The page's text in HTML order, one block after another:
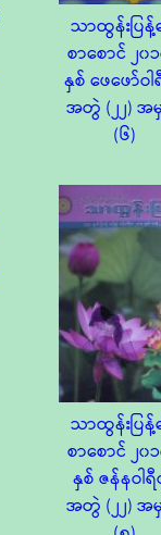
သာထွန်းပြန့်
စာစောင် ၂၀
နှစ် ဖေဖော်ဝ
အတွဲ (၂၂)
(၆)
သာထွန်းပြန့်
စာစောင် ၂၀
နှစ် ဇန်နဝါ
အတွဲ (၂၂)